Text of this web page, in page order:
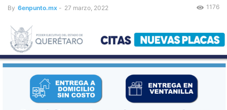
By 6enpunto.mx - 27 marzo, 2022 1176